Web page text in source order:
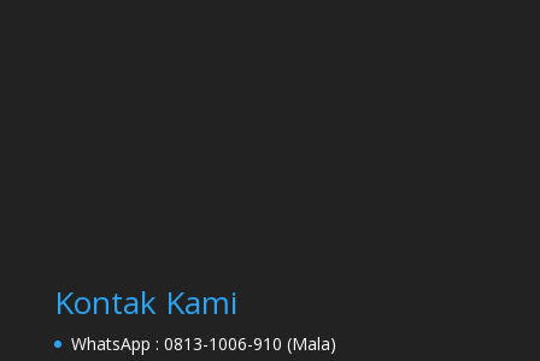
Kontak Kami
WhatsApp : 0813-1006-910 (Mala)